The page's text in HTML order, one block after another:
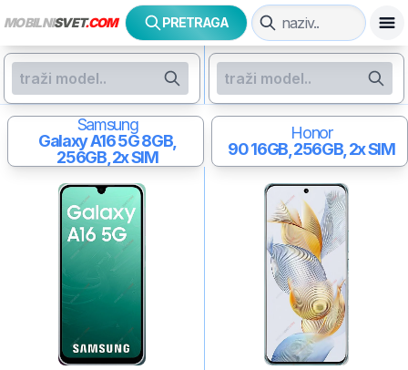
MOBILNISVET.COM PRETRAGA
Samsung
Galaxy A16 5G8GB,
256GB, 2x SIM
Honor
9016GB, 256GB, 2x SIM